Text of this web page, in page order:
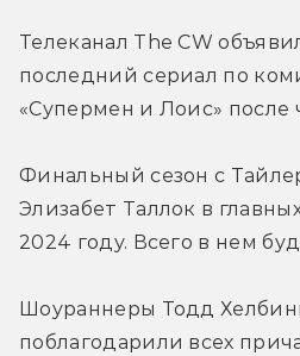
Телеканал The CW
последний сериал по
«Супермен и Лоис» после
Финальный сезон с
Элизабет Таллок в
2024 году. Всего в нем
Шоураннеры Тодд
поблагодарили всех